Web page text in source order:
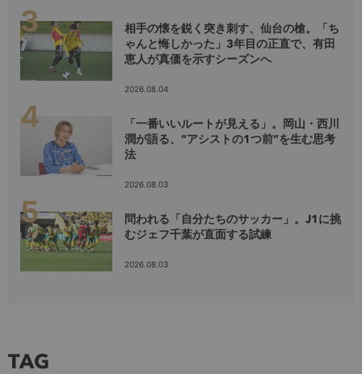
相手の懐を鋭く突き刺す、仙台の槍。「ち
ゃんと悔しかった」3年目の正直で、有田
恵人が真価を示すシーズンへ
2026.08.04
「一番いいルートが見える」。岡山・西川
潤が語る、“アシストの1つ前”を生む思考
法
2026.08.03
問われる「自分たちのサッカー」。J1に挑
むジェフ千葉が直面する試練
2026.08.03
TAG